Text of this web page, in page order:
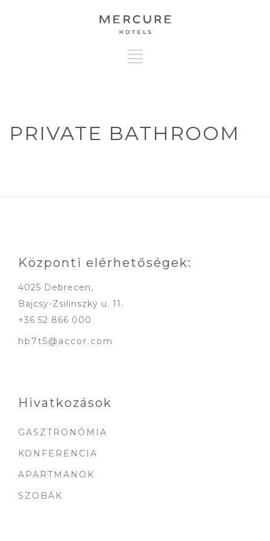
PRIVATE BATHROOM
Központi elérhetőségek:
4025 Debrecen,
Bajcsy-Zsilinszky u. 11.
+36 52 866 000
hb7t5@accor.com
Hivatkozások
GASZTRONÓMIA
KONFERENCIA
APARTMANOK
SZOBÁK